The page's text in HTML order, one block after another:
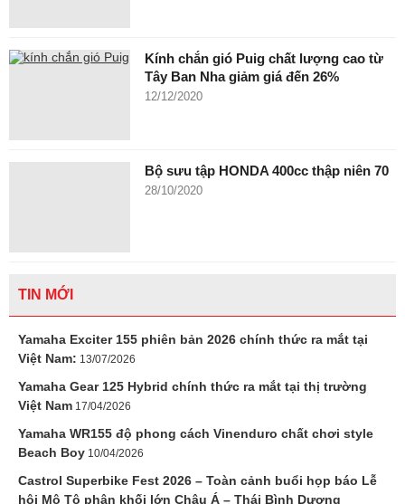
Kính chắn gió Puig chất lượng cao từ
Tây Ban Nha giảm giá đến 26%
12/12/2020
Bộ sưu tập HONDA 400cc thập niên 70
28/10/2020
TIN MỚI
Yamaha Exciter 155 phiên bản 2026 chính thức ra mắt tại
Việt Nam: 13/07/2026
Yamaha Gear 125 Hybrid chính thức ra mắt tại thị trường
Việt Nam 17/04/2026
Yamaha WR155 độ phong cách Vinenduro chất chơi style
Beach Boy 10/04/2026
Castrol Superbike Fest 2026 – Toàn cảnh buổi họp báo Lễ
hội Mô Tô phân khối lớn Châu Á – Thái Bình Dương